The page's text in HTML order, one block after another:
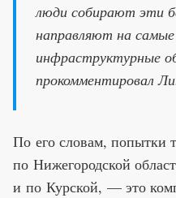
люди собирают эти
направляют на
инфраструктурные
прокомментировал
По его словам, попытки
по Нижегородской
и по Курской, — это